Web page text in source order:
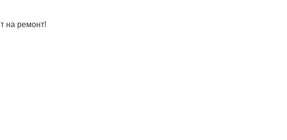
на ремонт!